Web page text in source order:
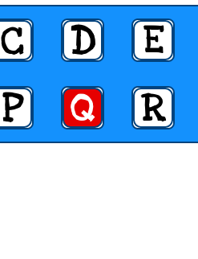
C D E
P Q R